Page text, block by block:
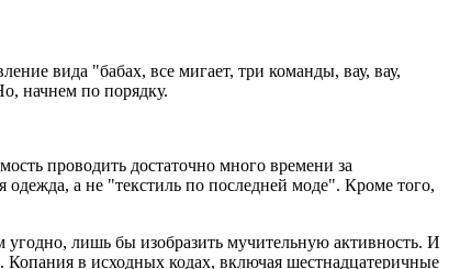
вида "бабах, все мигает, три команды, вау, вау,
начнем по порядку.
проводить достаточно много времени за
а не "текстиль по последней моде". Кроме того,
лишь бы изобразить мучительную активность. И
Копания в исходных кодах, включая шестнадцатеричные